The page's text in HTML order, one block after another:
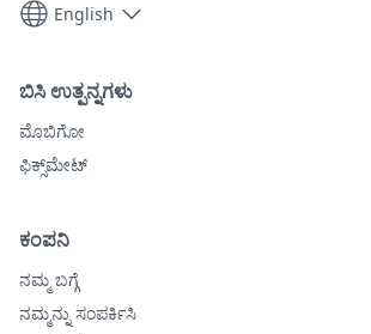
English
ಬಿಸಿ ಉತ್ಪನ್ನಗಳು
ಮೊಬಿಗೋ
ಫಿಕ್ಸ್‌ಮೇಟ್
ಕಂಪನಿ
ನಮ್ಮ ಬಗ್ಗೆ
ನಮ್ಮನ್ನು ಸಂಪರ್ಕಿಸಿ